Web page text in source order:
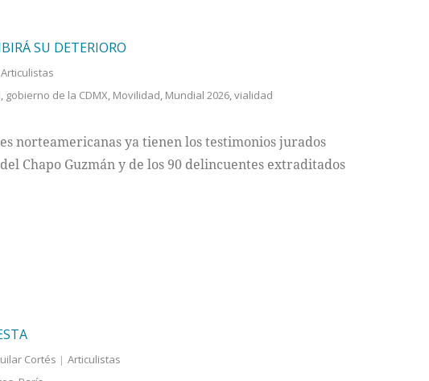
SU DETERIORO
Articulistas
, gobierno de la CDMX, Movilidad, Mundial 2026,vialidad
norteamericanas ya tienen los testimonios jurados
Chapo Guzmán y de los 90 delincuentes extraditados
Cortés
Articulistas